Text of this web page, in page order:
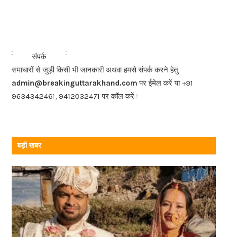
b
o
o
k
<<< संपर्क
>>>
समाचारों से जुड़ी किसी भी जानकारी अथवा हमसे संपर्क करने हेतु
admin@breakinguttarakhand.com पर ईमेल करें या +91
9634342461, 9412032471 पर कॉल करें !
बड़ी खबर